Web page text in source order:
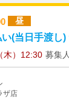
昼
(当日手渡し
木）12:30 募集
ザ店